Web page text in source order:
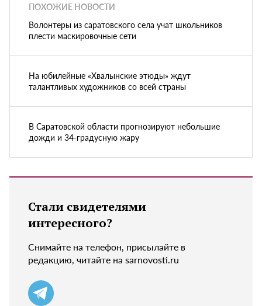
ПОХОЖИЕ НОВОСТИ
Волонтеры из саратовского села учат школьников
плести маскировочные сети
На юбилейные «Хвалынские этюды» ждут
талантливых художников со всей страны
В Саратовской области прогнозируют небольшие
дожди и 34-градусную жару
Стали свидетелями
интересного?
Снимайте на телефон, присылайте в
редакцию, читайте на sarnovosti.ru